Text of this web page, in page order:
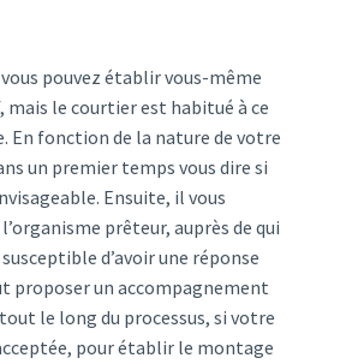
pouvez établir vous-même
le courtier est habitué à ce
En fonction de la nature de votre
un premier temps vous dire si
Ensuite, il vous
prêteur, auprès de qui
d’avoir une réponse
proposer un accompagnement
le long du processus, si votre
pour établir le montage